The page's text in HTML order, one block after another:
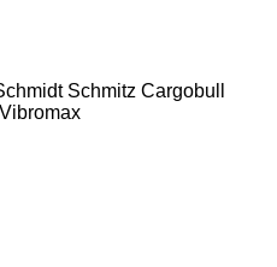
Schmitz Cargobull
Vibromax